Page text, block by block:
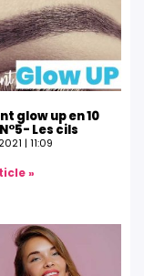
glow up en 10
Les cils
11:09
»